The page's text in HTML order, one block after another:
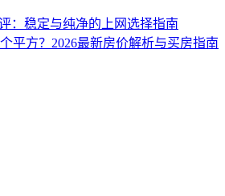
：稳定与纯净的上网选择指南
平方？2026最新房价解析与买房指南